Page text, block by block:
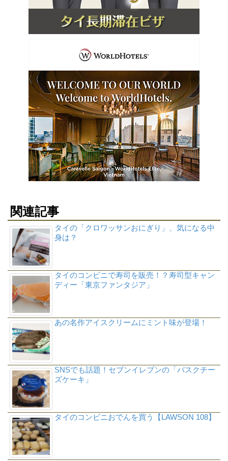
関連記事
タイの「クロワッサンおにぎり」、気になる中
身は？
タイのコンビニで寿司を販売！？寿司型キャン
ディー「東京ファンタジア」
あの名作アイスクリームにミント味が登場！
SNSでも話題！セブンイレブンの「バスクチー
ズケーキ」
タイのコンビニおでんを買う【LAWSON 108】